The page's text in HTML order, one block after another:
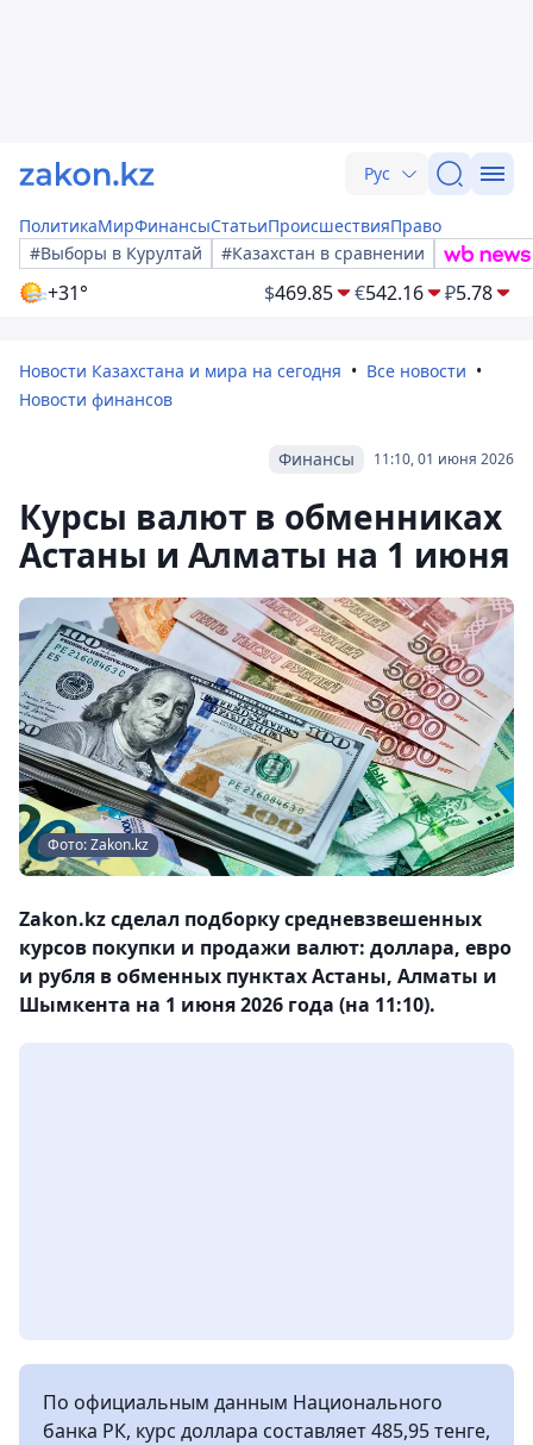
Рус
ПолитикаМирФинансыСтатьиПроисшествияПраво
#Выборы в Курултай
#Казахстан в сравнении
+31° $469.85 €542.16 ₽5.78
Новости Казахстана и мира на сегодня
Все новости
Новости финансов
11:10, 01 июня 2026
Финансы
Курсы валют в обменниках
Астаны и Алматы на 1 июня
Фото: Zakon.kz
Zakon.kz сделал подборку средневзвешенных
курсов покупки и продажи валют: доллара, евро
и рубля в обменных пунктах Астаны, Алматы и
Шымкента на 1 июня 2026 года (на 11:10).
По официальным данным Национального
банка РК, курс доллара составляет 485,95 тенге,